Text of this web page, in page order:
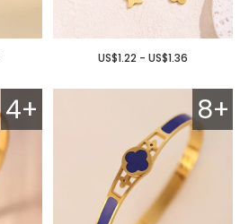
US$1.22 - US$1.36
4+ 8+